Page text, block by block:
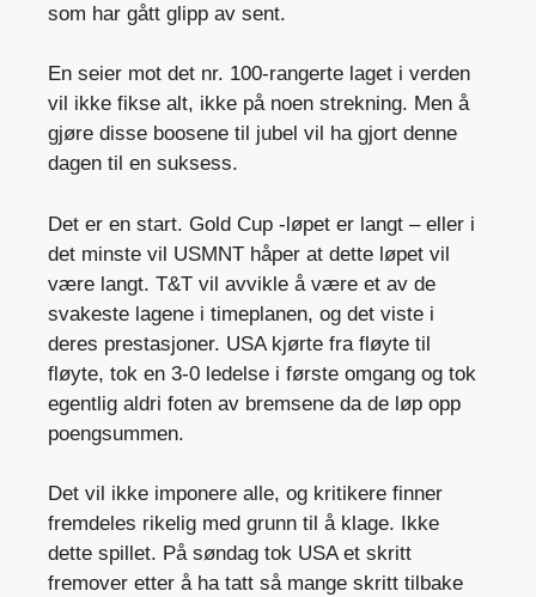
som har gått glipp av sent.
En seier mot det nr. 100-rangerte laget i verden
vil ikke fikse alt, ikke på noen strekning. Men å
gjøre disse boosene til jubel vil ha gjort denne
dagen til en suksess.
Det er en start. Gold Cup -løpet er langt – eller i
det minste vil USMNT håper at dette løpet vil
være langt. T&T vil avvikle å være et av de
svakeste lagene i timeplanen, og det viste i
deres prestasjoner. USA kjørte fra fløyte til
fløyte, tok en 3-0 ledelse i første omgang og tok
egentlig aldri foten av bremsene da de løp opp
poengsummen.
Det vil ikke imponere alle, og kritikere finner
fremdeles rikelig med grunn til å klage. Ikke
dette spillet. På søndag tok USA et skritt
fremover etter å ha tatt så mange skritt tilbake